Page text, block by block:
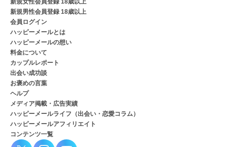
新規女性会員登録 18歳以上
新規男性会員登録 18歳以上
会員ログイン
ハッピーメールとは
ハッピーメールの想い
料金について
カップルレポート
出会い成功談
お褒めの言葉
ヘルプ
メディア掲載・広告実績
ハッピーメールライフ（出会い・恋愛コラム）
ハッピーメールアフィリエイト
コンテンツ一覧